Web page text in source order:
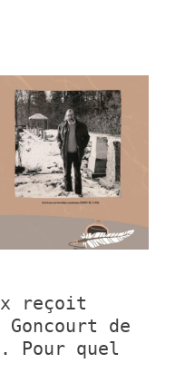
reçoit
de
Pour quel